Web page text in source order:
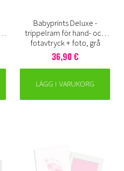
Babyprints Deluxe -
trippelram för hand- och
fotavtryck + foto, grå
36,90 €
LÄGG I VARUKORG